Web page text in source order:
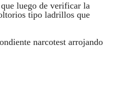
luego de verificar la
tipo ladrillos que
narcotest arrojando